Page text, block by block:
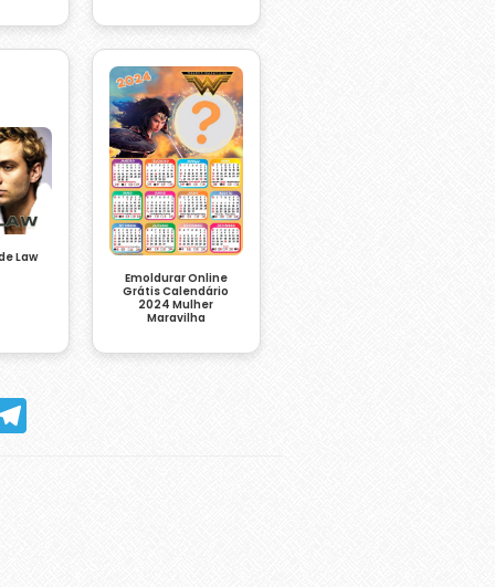
Law
Emoldurar Online
Grátis Calendário
2024 Mulher
Maravilha
Telegram